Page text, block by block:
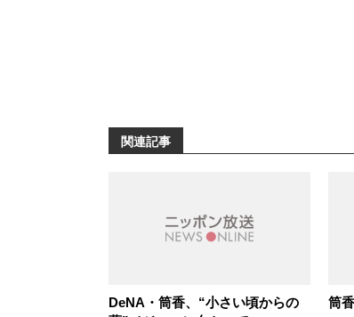
関連記事
DeNA・筒香、“小さい頃からの
筒